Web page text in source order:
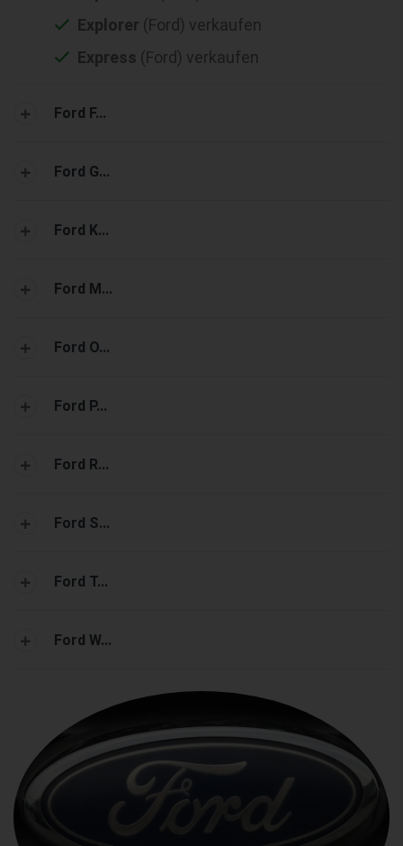
Explorer (Ford) verkaufen
Express (Ford) verkaufen
Ford F...
Ford G...
Ford K...
Ford M...
Ford O...
Ford P...
Ford R...
Ford S...
Ford T...
Ford W...